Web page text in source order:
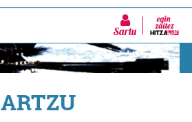
Sartu
ARTZU